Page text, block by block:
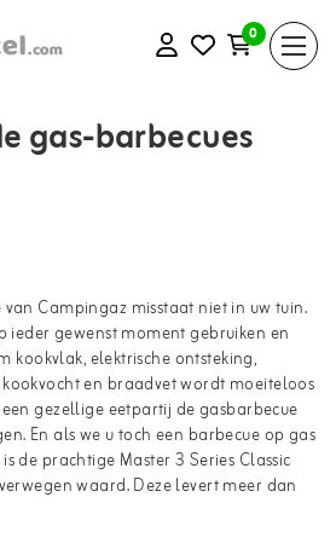
0
gas-barbecues
van Campingaz misstaat niet in uw tuin.
ieder gewenst moment gebruiken en
kookvlak, elektrische ontsteking,
en braadvet wordt moeiteloos
gezellige eetpartij de gasbarbecue
En als we u toch een barbecue op gas
de prachtige Master 3 Series Classic
waard. Deze levert meer dan